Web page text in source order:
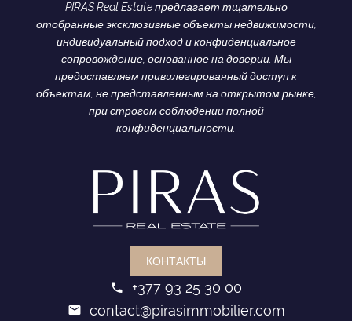
PIRAS Real Estate предлагает тщательно
отобранные эксклюзивные объекты недвижимости,
индивидуальный подход и конфиденциальное
сопровождение, основанное на доверии. Мы
предоставляем привилегированный доступ к
объектам, не представленным на открытом рынке,
при строгом соблюдении полной
конфиденциальности.
КОНТАКТЫ
+377 93 25 30 00
contact@pirasimmobilier.com